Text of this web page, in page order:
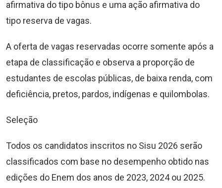
afirmativa do tipo bônus e uma ação afirmativa do
tipo reserva de vagas.
A oferta de vagas reservadas ocorre somente após a
etapa de classificação e observa a proporção de
estudantes de escolas públicas, de baixa renda, com
deficiência, pretos, pardos, indígenas e quilombolas.
Seleção
Todos os candidatos inscritos no Sisu 2026 serão
classificados com base no desempenho obtido nas
edições do Enem dos anos de 2023, 2024 ou 2025.